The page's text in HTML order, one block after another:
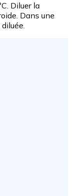
Diluer la
Dans une